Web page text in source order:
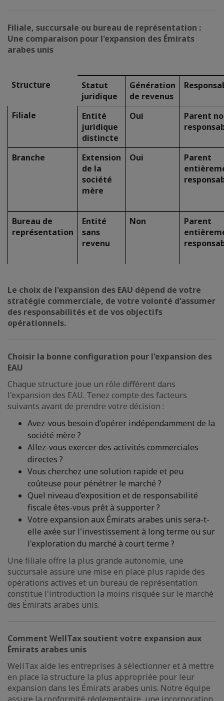
Filiale, succursale ou bureau de représentation :
Une comparaison pour l'expansion des Émirats
arabes unis
Structure
Statut
juridique
Génération
de revenus
Filiale
Entité
juridique
distincte
Oui
Parent
Branche
Extension
de la
société
mère
Oui
Parent
Bureau de
représentation
Entité
sans
revenu
Non
Parent
Le choix de l'expansion des EAU dépend de votre
stratégie commerciale, de votre volonté d'assumer
des responsabilités et de vos objectifs
opérationnels.
Choisir la bonne configuration pour l'expansion des
EAU
Chaque structure joue un rôle différent dans
l'expansion des EAU. Tenez compte des facteurs
suivants avant de prendre votre décision :
Avez-vous besoin d'opérer indépendamment de la
société mère ?
Allez-vous exercer des activités commerciales
directes ?
Vous cherchez une solution rapide et peu
coûteuse pour pénétrer le marché ?
Quel niveau d'exposition et de responsabilité
fiscale êtes-vous prêt à supporter ?
Votre expansion aux Émirats arabes unis sera-t-
elle axée sur l'investissement à long terme ou sur
l'exploration du marché à court terme ?
Une filiale offre la plus grande autonomie, une
succursale assure une mise en place plus rapide des
opérations actives et un bureau de représentation
constitue l'introduction la moins risquée sur le marché
des Émirats arabes unis.
Comment WellTax soutient votre expansion aux
Émirats arabes unis
WellTax aide les entreprises à sélectionner et à mettre
en place la structure la plus appropriée pour leur
expansion dans les Émirats arabes unis. Notre équipe